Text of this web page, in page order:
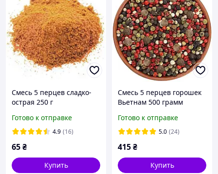
Смесь 5 перцев сладко-
острая 250 г
Готово к отправке
4.9 (16)
65₴
Купить
Смесь 5 перцев горошек
Вьетнам 500 грамм
Готово к отправке
5.0 (24)
415₴
Купить